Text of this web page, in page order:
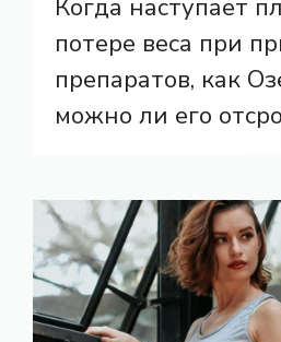
Когда наступает
потере веса при
препаратов, как
можно ли его